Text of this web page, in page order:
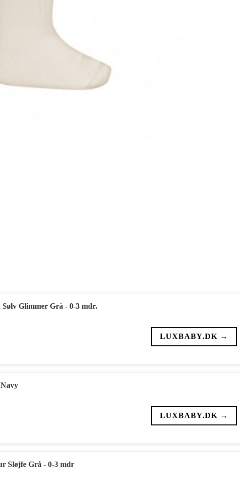
Glimmer Grå - 0-3 mdr.
LUXBABY.DK →
LUXBABY.DK →
Sløjfe Grå - 0-3 mdr